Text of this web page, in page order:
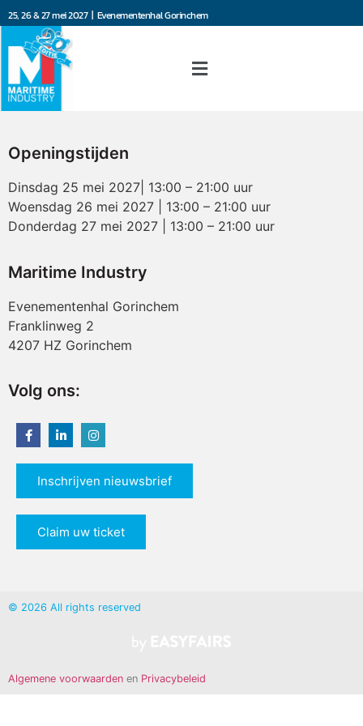
25, 26 & 27 mei 2027 | Evenementenhal Gorinchem
Openingstijden
Dinsdag 25 mei 2027| 13:00 – 21:00 uur
Woensdag 26 mei 2027 | 13:00 – 21:00 uur
Donderdag 27 mei 2027 | 13:00 – 21:00 uur
Maritime Industry
Evenementenhal Gorinchem
Franklinweg 2
4207 HZ Gorinchem
Volg ons:
Inschrijven nieuwsbrief
Claim uw ticket
© 2026 All rights reserved
Algemene voorwaarden en Privacybeleid